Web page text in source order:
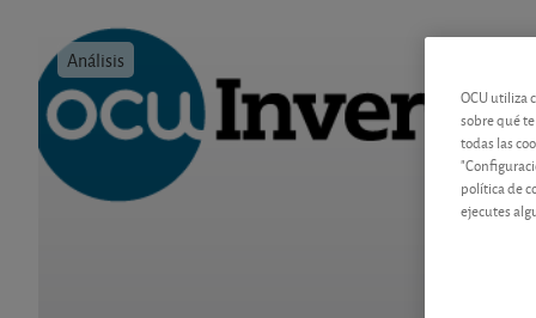
Análisis
OCU utiliza
sobre qué
todas las
política de
ejecutes